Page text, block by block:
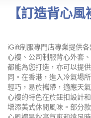
【訂造背心
iGift制服專門店專業提供
心褸、公司制服背心外套
都能為您打造，亦可以提
同。在香港，進入冷氣場
輕巧，易於攜帶，適應天
心褸的特色在於鈕扣設計
增添美式休閒風味。部分